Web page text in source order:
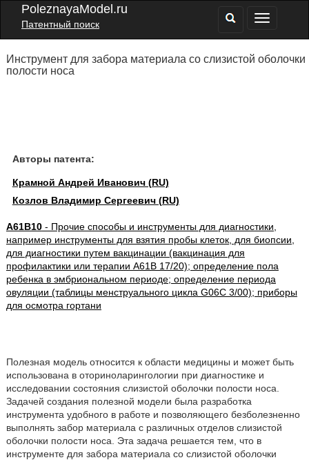
PoleznayaModel.ru
Патентный поиск
Инструмент для забора материала со слизистой оболочки
полости носа
Авторы патента:
Крамной Андрей Иванович (RU)
Козлов Владимир Сергеевич (RU)
A61B10- Прочие способы и инструменты для диагностики,
например инструменты для взятия пробы клеток, для биопсии,
для диагностики путем вакцинации (вакцинация для
профилактики или терапии A61B 17/20); определение пола
ребенка в эмбриональном периоде; определение периода
овуляции (таблицы менструального цикла G06C 3/00); приборы
для осмотра гортани
Полезная модель относится к области медицины и может быть
использована в оториноларингологии при диагностике и
исследовании состояния слизистой оболочки полости носа.
Задачей создания полезной модели была разработка
инструмента удобного в работе и позволяющего безболезненно
выполнять забор материала с различных отделов слизистой
оболочки полости носа. Эта задача решается тем, что в
инструменте для забора материала со слизистой оболочки